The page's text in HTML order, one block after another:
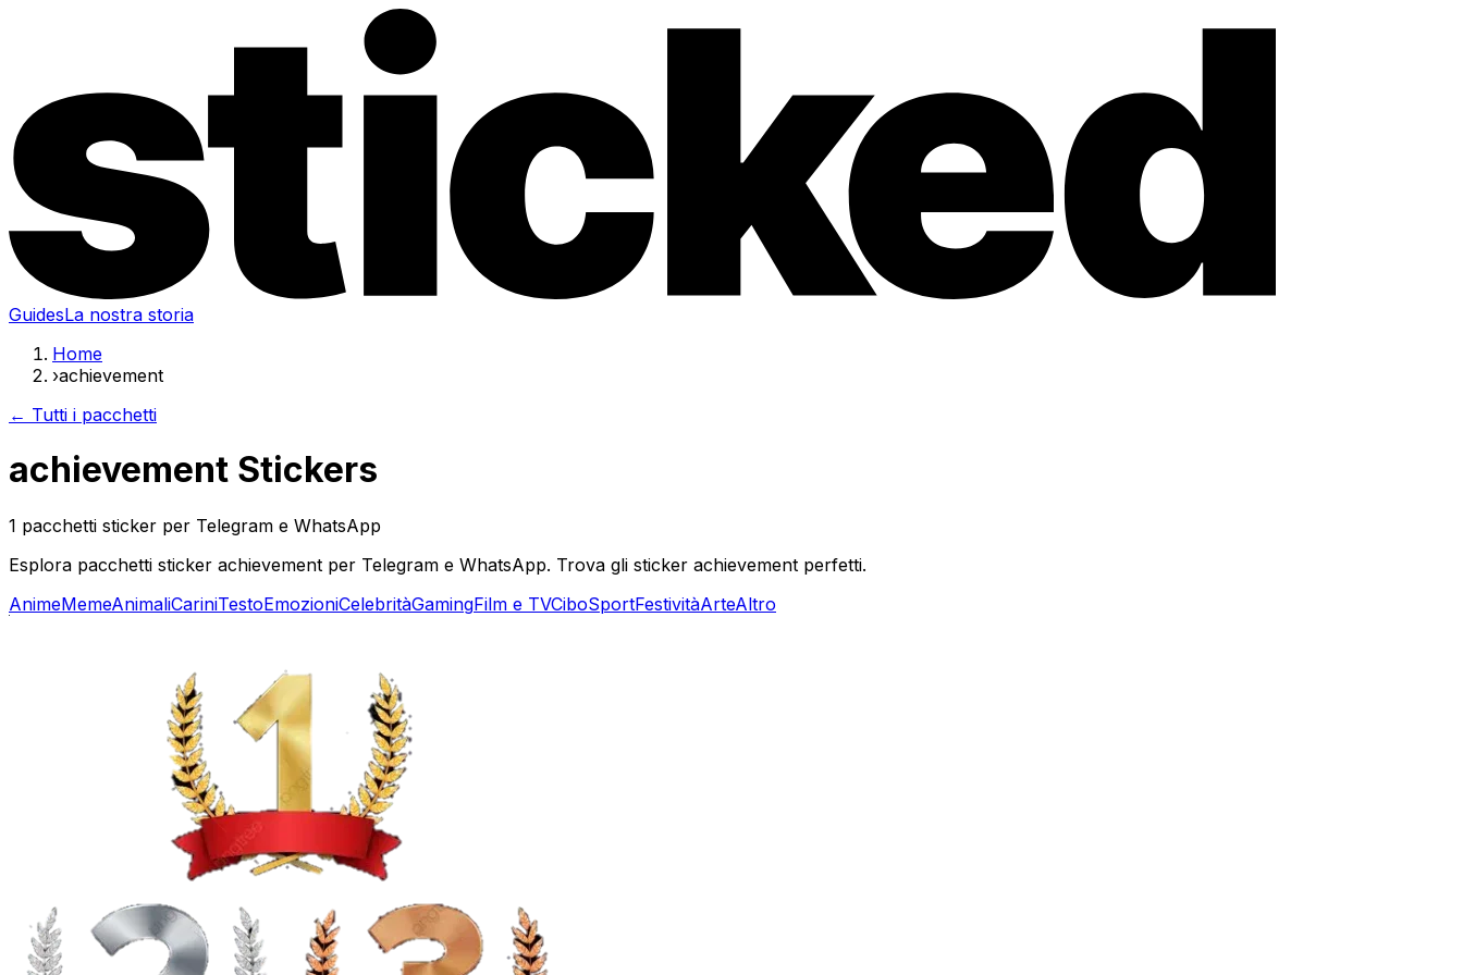
GuidesLa nostra storia
Home
›achievement
← Tutti i pacchetti
achievement Stickers
1 pacchetti sticker per Telegram e WhatsApp
Esplora pacchetti sticker achievement per Telegram e WhatsApp. Trova gli sticker achievement perfetti.
AnimeMemeAnimaliCariniTestoEmozioniCelebritàGamingFilm e TVCiboSportFestivitàArteAltro